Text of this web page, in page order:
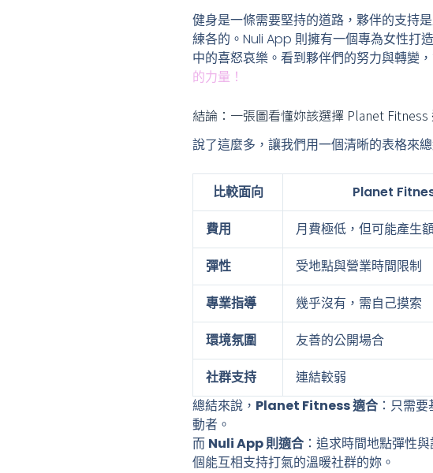
健身是一條需要堅持的道路，夥伴的支持
練各的。Nuli App 則擁有一個專為女性打
中的喜怒哀樂。看到夥伴們的努力與轉變
的力量！
結論：一張圖看懂妳該選擇 Planet
說了這麼多，讓我們用一個清晰的表格來
比較面向 Planet
費用 月費極低，但可能產生
彈性 受地點與營業時間限制
專業指導 幾乎沒有，需自己摸索
環境氛圍 友善的公開場合
社群支持 連結較弱
總結來說， Planet Fitness 適合 ：只需
動者。
而 Nuli App 則適合 ：追求時間地點彈性
個能互相支持打氣的溫暖社群的妳。